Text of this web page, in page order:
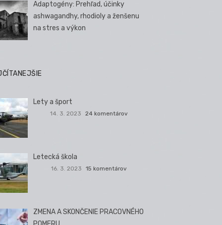
Adaptogény: Prehľad, účinky
ashwagandhy, rhodioly a ženšenu
na stres a výkon
Lety a šport
14. 3. 2023 24 komentárov
Letecká škola
16. 3. 2023 15 komentárov
ZMENA A SKONČENIE PRACOVNÉHO